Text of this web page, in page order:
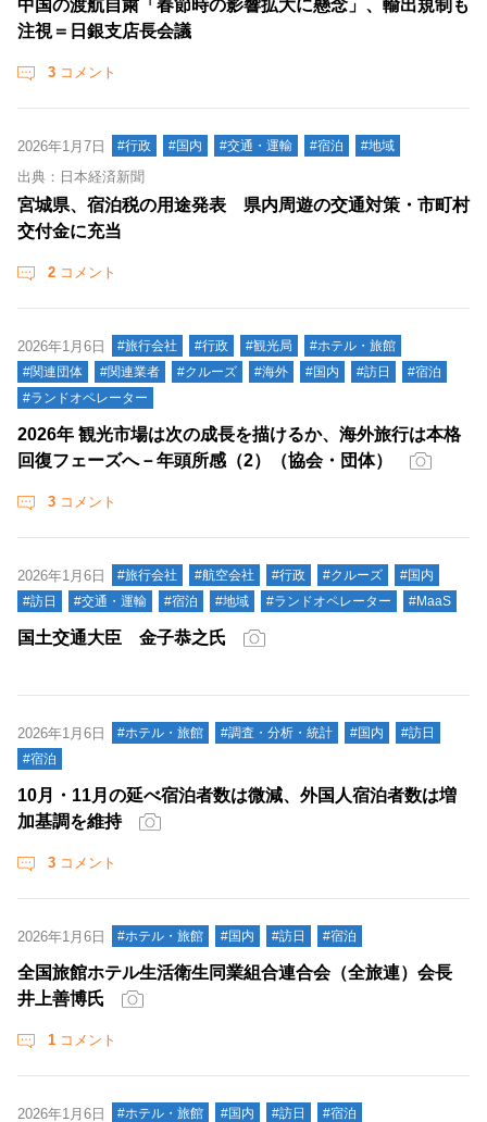
中国の渡航自粛「春節時の影響拡大に懸念」、輸出規制も
注視＝日銀支店長会議
3 コメント
2026年1月7日 #行政 #国内 #交通・運輸 #宿泊 #地域
出典：日本経済新聞
宮城県、宿泊税の用途発表 県内周遊の交通対策・市町村
交付金に充当
2 コメント
2026年1月6日 #旅行会社 #行政 #観光局
#ホテル・旅館
#関連団体
#関連業者 #クルーズ #海外 #国内 #訪日
#宿泊
#ランドオペレーター
2026年 観光市場は次の成長を描けるか、海外旅行は本格
回復フェーズへ－年頭所感（2）（協会・団体）
3 コメント
2026年1月6日 #旅行会社 #航空会社 #行政 #クルーズ
#国内
#訪日
#交通・運輸 #宿泊 #地域 #ランドオペレーター #MaaS
国土交通大臣 金子恭之氏
2026年1月6日 #ホテル・旅館 #調査・分析・統計 #国内
#訪日
#宿泊
10月・11月の延べ宿泊者数は微減、外国人宿泊者数は増
加基調を維持
3 コメント
2026年1月6日 #ホテル・旅館 #国内 #訪日 #宿泊
全国旅館ホテル生活衛生同業組合連合会（全旅連）会長
井上善博氏
1 コメント
2026年1月6日 #ホテル・旅館 #国内 #訪日 #宿泊